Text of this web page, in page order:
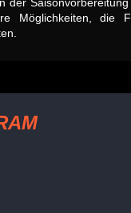
Möglichkeiten, die